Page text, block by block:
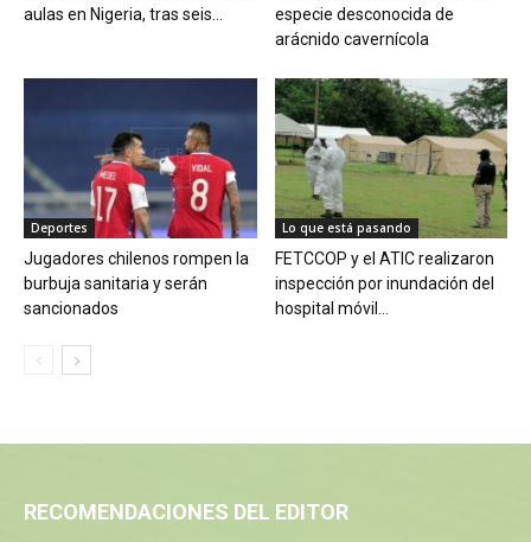
aulas en Nigeria, tras seis...
especie desconocida de
arácnido cavernícola
Deportes
Jugadores chilenos rompen la
burbuja sanitaria y serán
sancionados
Lo que está pasando
FETCCOP y el ATIC realizaron
inspección por inundación del
hospital móvil...
RECOMENDACIONES DEL EDITOR